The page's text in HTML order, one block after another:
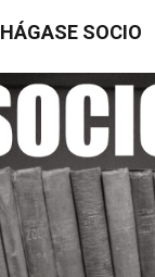
HÁGASE SOCIO